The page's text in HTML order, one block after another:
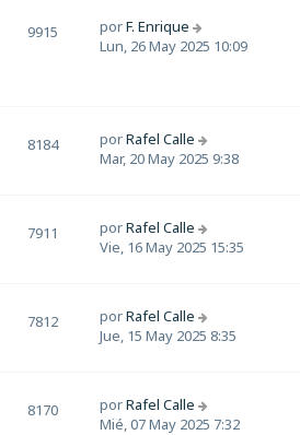
9915 porF. Enrique
Lun, 26 May 2025 10:09
8184 porRafel Calle
Mar, 20 May 2025 9:38
7911 porRafel Calle
Vie, 16 May 2025 15:35
7812 porRafel Calle
Jue, 15 May 2025 8:35
8170 porRafel Calle
Mié, 07 May 2025 7:32